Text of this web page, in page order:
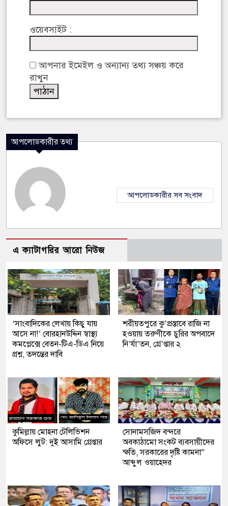
ওয়েবসাইট :
আপনার ইমেইল ও অন্যান্য তথ্য সঞ্চয় করে
রাখুন
আপলোডকারীর তথ্য
আপলোডকারীর সব সংবাদ
এ ক্যাটাগরির আরো নিউজ
‘সাংবাদিকের লেখায় কিছু যায়
আসে না!’ বোরহানউদ্দিন স্বাস্থ্য
কমপ্লেক্সে বেতন-টিএ-ডিএ নিয়ে
প্রশ্ন, তদন্তের দাবি
শরীয়তপুরে কু’প্রস্তাবে রাজি না
হওয়ায় তরুণীকে চুরির অপবাদে
নি’র্যা’তন, গ্রে’প্তার ২
কুমিল্লায় মোহনা টেলিভিশন
অফিসে লুট: দুই আসামি গ্রেপ্তার
সোনামসজিদ বন্দরে
অবকাঠামো সংকট ব্যবসায়ীদের
ক্ষতি, সরকারের দৃষ্টি কামনা”
আব্দুল ওয়াহেদর